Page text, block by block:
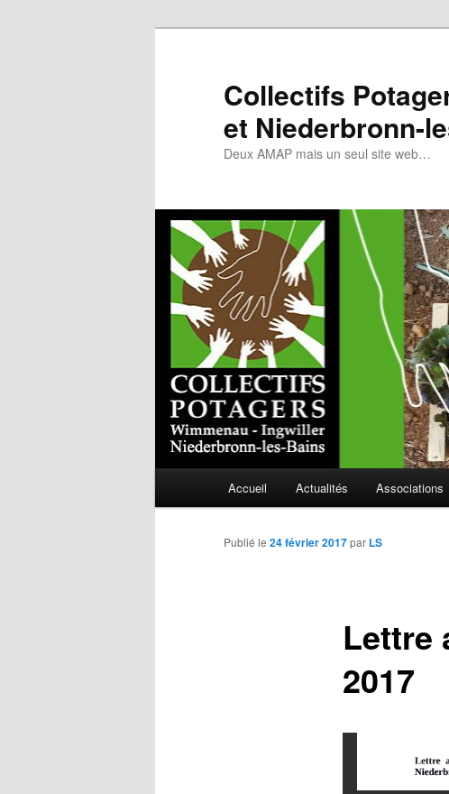
Collectifs
et Niederbronn-
Deux AMAP mais un seul site web…
Aller
au
Accueil Actualités Associations
Lettre
2017
Publié le 24 février 2017par LS